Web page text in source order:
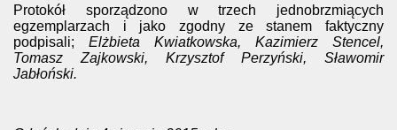
Protokół sporządzono w trzech jednobrzmiących
egzemplarzach i jako zgodny ze stanem faktyczny
podpisali;
Elżbieta Kwiatkowska, Kazimierz Stencel,
Tomasz Zajkowski, Krzysztof Perzyński, Sławomir
Jabłoński.